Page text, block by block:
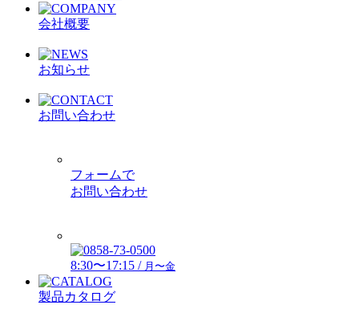
会社概要
お知らせ
お問い合わせ
フォームで
お問い合わせ
8:30〜17:15 / 月〜金
製品カタログ